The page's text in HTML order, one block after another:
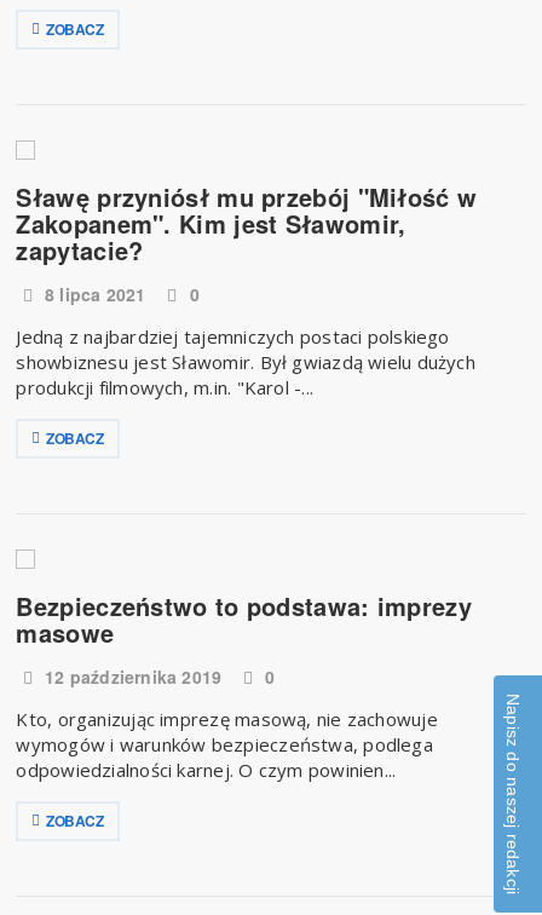
ZOBACZ
Sławę przyniósł mu przebój "Miłość w
Zakopanem". Kim jest Sławomir,
zapytacie?
8 lipca 2021
0
Jedną z najbardziej tajemniczych postaci polskiego
showbiznesu jest Sławomir. Był gwiazdą wielu dużych
produkcji filmowych, m.in. "Karol -...
ZOBACZ
Bezpieczeństwo to podstawa: imprezy
masowe
12 października 2019
0
Kto, organizując imprezę masową, nie zachowuje
wymogów i warunków bezpieczeństwa, podlega
odpowiedzialności karnej. O czym powinien...
ZOBACZ Napisz do naszej redakcji